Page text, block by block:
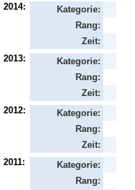
2014:
Kategorie:
Rang:
Zeit:
2013:
Kategorie:
Rang:
Zeit:
2012:
Kategorie:
Rang:
Zeit:
2011:
Kategorie:
Rang: